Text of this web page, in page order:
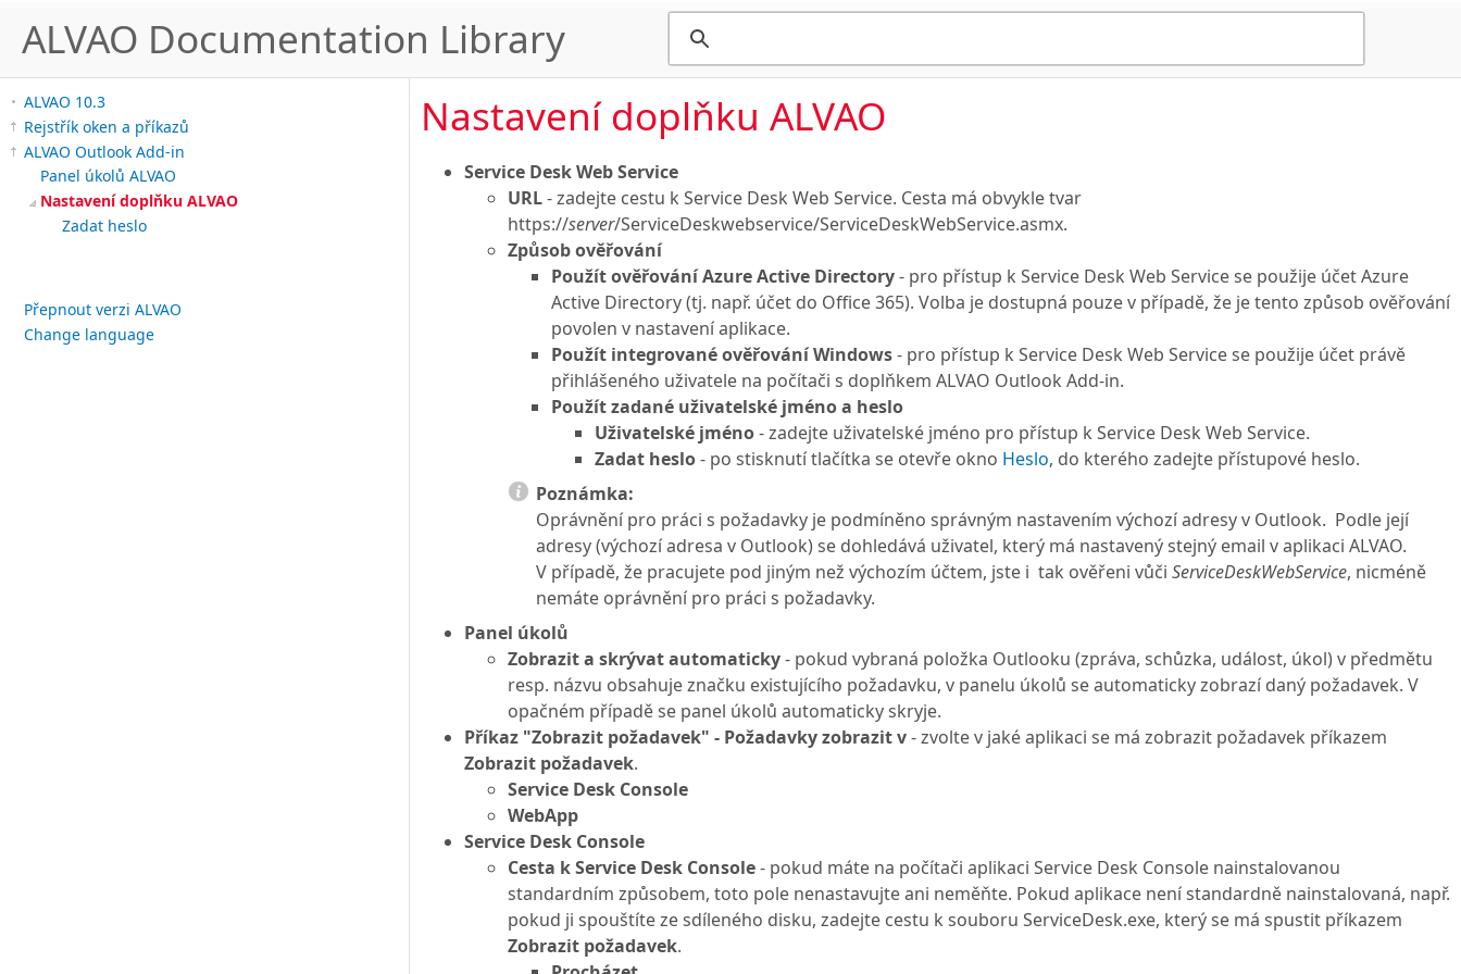
ALVAO Documentation Library
ALVAO 10.3
Rejstřík oken a příkazů
ALVAO Outlook Add-in
Panel úkolů ALVAO
Nastavení doplňku ALVAO
Zadat heslo
Přepnout verzi ALVAO
Change language
Nastavení doplňku ALVAO
Service Desk Web Service
URL- zadejte cestu k Service Desk Web Service. Cesta má obvykle tvar
https://server/ServiceDeskwebservice/ServiceDeskWebService.asmx.
Způsob ověřování
Použít ověřování Azure Active Directory- pro přístup k Service Desk Web Service se použije účet Azure
Active Directory (tj. např. účet do Office 365). Volba je dostupná pouze v případě, že je tento způsob ověřování
povolen v nastavení aplikace.
Použít integrované ověřování Windows- pro přístup k Service Desk Web Service se použije účet právě
přihlášeného uživatele na počítači s doplňkem ALVAO Outlook Add-in.
Použít zadané uživatelské jméno a heslo
Uživatelské jméno- zadejte uživatelské jméno pro přístup k Service Desk Web Service.
Zadat heslo- po stisknutí tlačítka se otevře okno Heslo, do kterého zadejte přístupové heslo.
Poznámka:
Oprávnění pro práci s požadavky je podmíněno správným nastavením výchozí adresy v Outlook. Podle její
adresy (výchozí adresa v Outlook) se dohledává uživatel, který má nastavený stejný email v aplikaci ALVAO.
V případě, že pracujete pod jiným než výchozím účtem, jste i tak ověřeni vůči ServiceDeskWebService, nicméně
nemáte oprávnění pro práci s požadavky.
Panel úkolů
Zobrazit a skrývat automaticky- pokud vybraná položka Outlooku (zpráva, schůzka, událost, úkol) v předmětu
resp. názvu obsahuje značku existujícího požadavku, v panelu úkolů se automaticky zobrazí daný požadavek. V
opačném případě se panel úkolů automaticky skryje.
Příkaz "Zobrazit požadavek" - Požadavky zobrazit v- zvolte v jaké aplikaci se má zobrazit požadavek příkazem
Zobrazit požadavek.
Service Desk Console
WebApp
Service Desk Console
Cesta k Service Desk Console- pokud máte na počítači aplikaci Service Desk Console nainstalovanou
standardním způsobem, toto pole nenastavujte ani neměňte. Pokud aplikace není standardně nainstalovaná, např.
pokud ji spouštíte ze sdíleného disku, zadejte cestu k souboru ServiceDesk.exe, který se má spustit příkazem
Zobrazit požadavek.